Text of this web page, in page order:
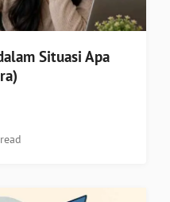
Situasi Apa